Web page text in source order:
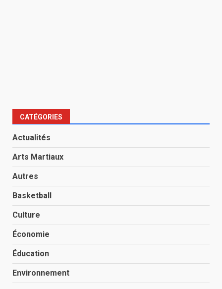
CATÉGORIES
Actualités
Arts Martiaux
Autres
Basketball
Culture
Économie
Éducation
Environnement